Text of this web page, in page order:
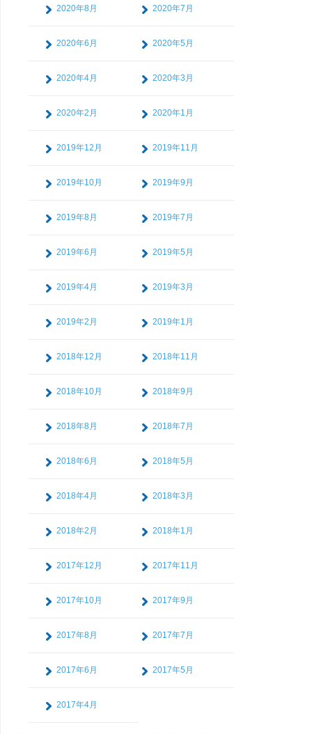
2020年8月 2020年7月
2020年6月 2020年5月
2020年4月 2020年3月
2020年2月 2020年1月
2019年12月 2019年11月
2019年10月 2019年9月
2019年8月 2019年7月
2019年6月 2019年5月
2019年4月 2019年3月
2019年2月 2019年1月
2018年12月 2018年11月
2018年10月 2018年9月
2018年8月 2018年7月
2018年6月 2018年5月
2018年4月 2018年3月
2018年2月 2018年1月
2017年12月 2017年11月
2017年10月 2017年9月
2017年8月 2017年7月
2017年6月 2017年5月
2017年4月